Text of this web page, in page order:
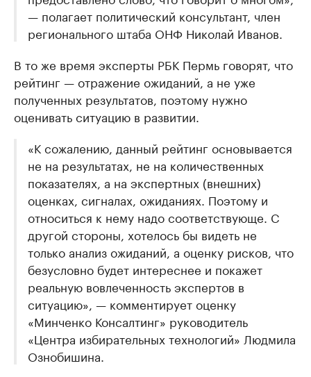
— полагает политический консультант, член
регионального штаба ОНФ Николай Иванов.
В то же время эксперты РБК Пермь говорят, что
рейтинг — отражение ожиданий, а не уже
полученных результатов, поэтому нужно
оценивать ситуацию в развитии.
«К сожалению, данный рейтинг основывается
не на результатах, не на количественных
показателях, а на экспертных (внешних)
оценках, сигналах, ожиданиях. Поэтому и
относиться к нему надо соответствующе. С
другой стороны, хотелось бы видеть не
только анализ ожиданий, а оценку рисков, что
безусловно будет интереснее и покажет
реальную вовлеченность экспертов в
ситуацию», — комментирует оценку
«Минченко Консалтинг» руководитель
«Центра избирательных технологий» Людмила
Ознобишина.